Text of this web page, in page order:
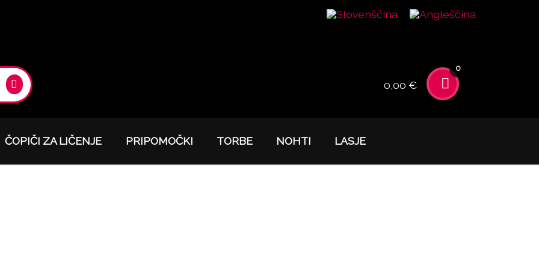
0,00 €
0
ČOPIČI ZA LIČENJE PRIPOMOČKI TORBE NOHTI LASJE